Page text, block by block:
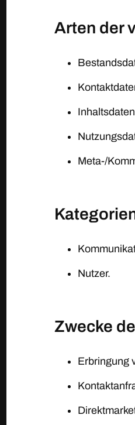
Arten der
Meta-/
Nutzer.
Zwecke
Erbringung